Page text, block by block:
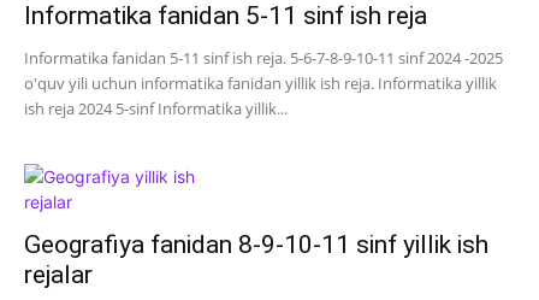
Informatika fanidan 5-11 sinf ish reja
Informatika fanidan 5-11 sinf ish reja. 5-6-7-8-9-10-11 sinf 2024 -2025
o'quv yili uchun informatika fanidan yillik ish reja. Informatika yillik
ish reja 2024 5-sinf Informatika yillik...
Geografiya fanidan 8-9-10-11 sinf yillik ish
rejalar